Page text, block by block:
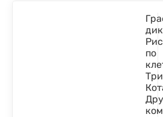
по
Три